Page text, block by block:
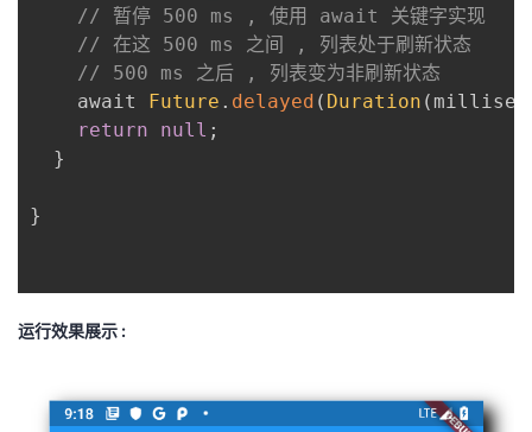
// 暂停 500 ms , 使用 await 关键字实现
// 在这 500 ms 之间 , 列表处于刷新状态
// 500 ms 之后 , 列表变为非刷新状态
    await
Future . delayed ( Duration (
return
null ;
}
}
运行效果展示 :